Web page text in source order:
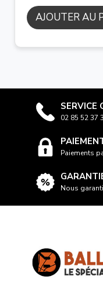
AJOUTER AU
SERVICE
02 85 52 37
Paiements
Nous